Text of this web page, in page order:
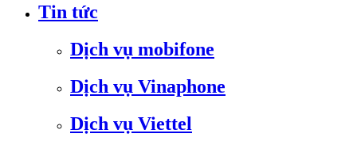
Tin tức
Dịch vụ mobifone
Dịch vụ Vinaphone
Dịch vụ Viettel